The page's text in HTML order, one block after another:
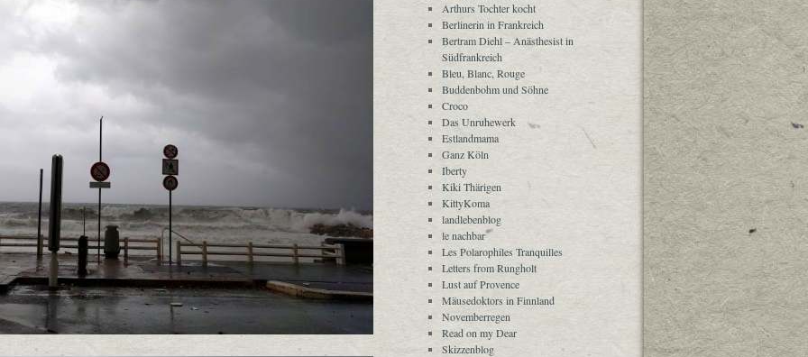
Arthurs Tochter kocht
Berlinerin in Frankreich
Bertram Diehl – Anästhesist in
Südfrankreich
Bleu, Blanc, Rouge
Buddenbohm und Söhne
Croco
Das Unruhewerk
Estlandmama
Ganz Köln
Iberty
Kiki Thärigen
KittyKoma
landlebenblog
le nachbar
Les Polarophiles Tranquilles
Letters from Rungholt
Lust auf Provence
Mäusedoktors in Finnland
Novemberregen
Read on my Dear
Skizzenblog